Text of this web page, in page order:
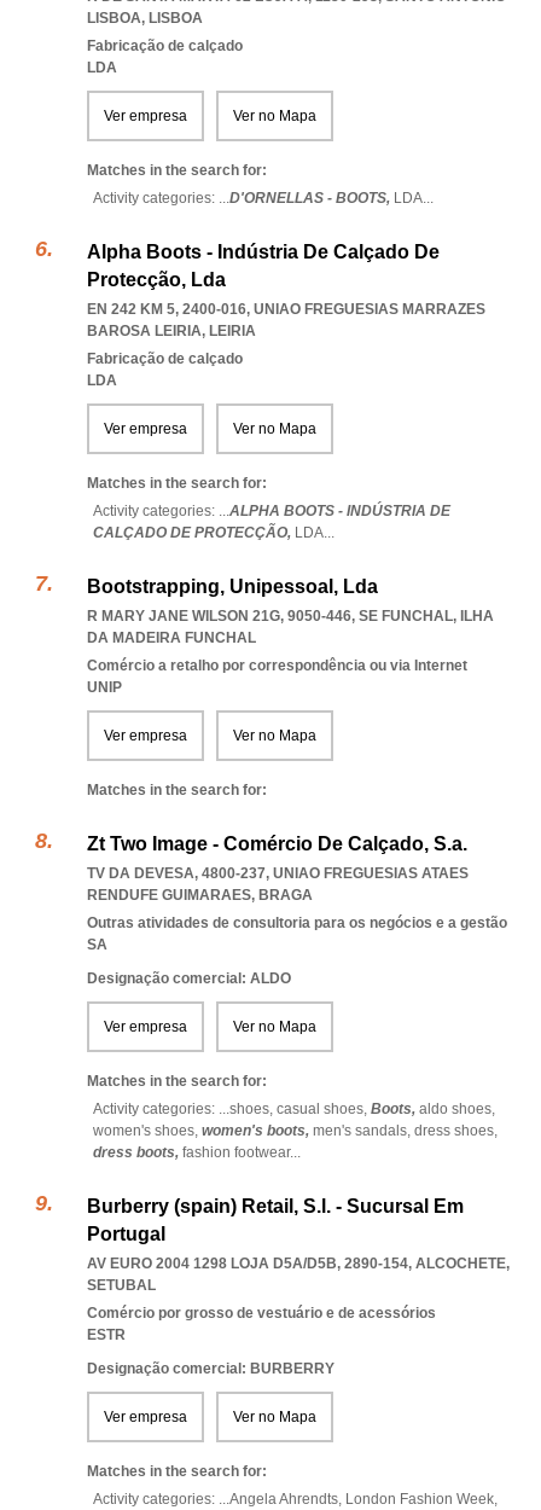
LISBOA, LISBOA
Fabricação de calçado
LDA
Ver empresa Ver no Mapa
Matches in the search for:
Activity categories: ...D'ORNELLAS - BOOTS, LDA...
Alpha Boots - Indústria De Calçado De
Protecção, Lda
EN 242 KM 5, 2400-016, UNIAO FREGUESIAS MARRAZES
BAROSA LEIRIA, LEIRIA
Fabricação de calçado
LDA
Ver empresa Ver no Mapa
Matches in the search for:
Activity categories: ...ALPHA BOOTS - INDÚSTRIA DE
CALÇADO DE PROTECÇÃO, LDA...
Bootstrapping, Unipessoal, Lda
R MARY JANE WILSON 21G, 9050-446, SE FUNCHAL, ILHA
DA MADEIRA FUNCHAL
Comércio a retalho por correspondência ou via Internet
UNIP
Ver empresa Ver no Mapa
Matches in the search for:
Zt Two Image - Comércio De Calçado, S.a.
TV DA DEVESA, 4800-237, UNIAO FREGUESIAS ATAES
RENDUFE GUIMARAES, BRAGA
Outras atividades de consultoria para os negócios e a gestão
SA
Designação comercial: ALDO
Ver empresa Ver no Mapa
Matches in the search for:
Activity categories: ...shoes, casual shoes, Boots, aldo shoes,
women's shoes, women's boots, men's sandals, dress shoes,
dress boots, fashion footwear...
Burberry (spain) Retail, S.l. - Sucursal Em
Portugal
AV EURO 2004 1298 LOJA D5A/D5B, 2890-154, ALCOCHETE,
SETUBAL
Comércio por grosso de vestuário e de acessórios
ESTR
Designação comercial: BURBERRY
Ver empresa Ver no Mapa
Matches in the search for:
Activity categories: ...Angela Ahrendts, London Fashion Week,